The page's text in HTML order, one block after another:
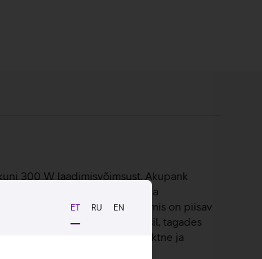
ET RU EN
300 W laadimisvõimsust. Akupank
nii reisil, tööpäeval kui ka
kuni 140 W kiirlaadimist, mis on piisav
kõige tõhusamal viisil, tagades
tervislikku seisundit. Kompaktne ja